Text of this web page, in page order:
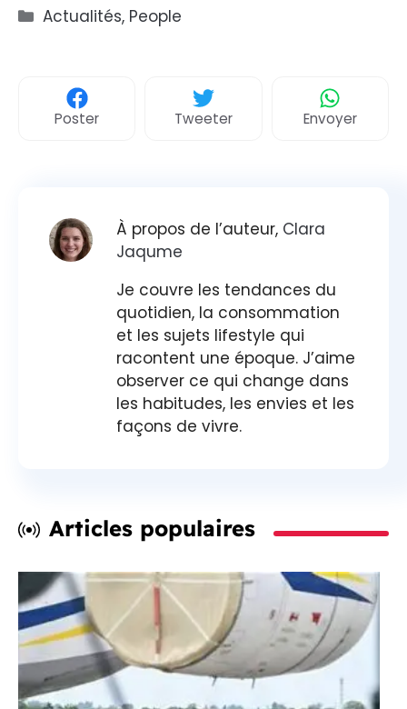
Catégories
Actualités, People
Poster Tweeter Envoyer
À propos de l’auteur, Clara
Jaqume
Je couvre les tendances du
quotidien, la consommation
et les sujets lifestyle qui
racontent une époque. J’aime
observer ce qui change dans
les habitudes, les envies et les
façons de vivre.
Articles populaires